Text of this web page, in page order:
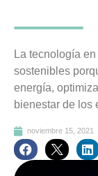
La tecnología
sostenibles
energía,
bienestar de los
noviembre 15, 2021